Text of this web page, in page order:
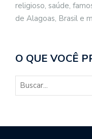
religioso, saúde,
de Alagoas, Brasil e
O QUE VOCÊ